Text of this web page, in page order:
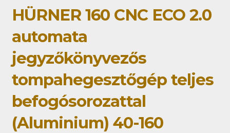
HÜRNER 160 CNC ECO 2.0
automata
jegyzőkönyvezős
tompahegesztőgép teljes
befogósorozattal
(Aluminium) 40-160